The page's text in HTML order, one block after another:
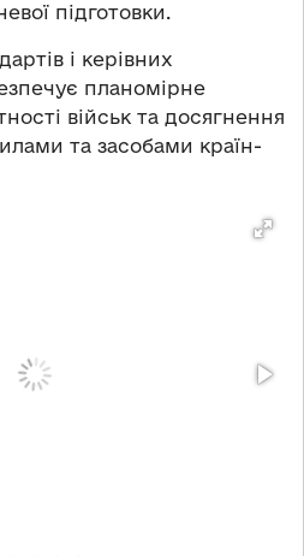
підготовки.
і керівних
планомірне
військ та досягнення
та засобами країн-